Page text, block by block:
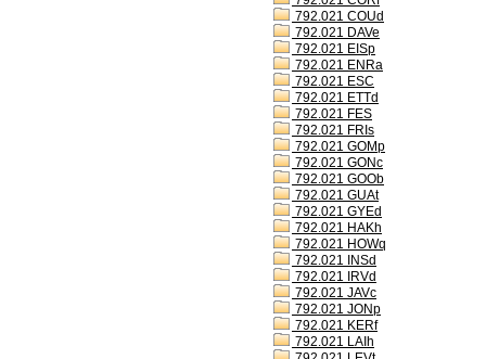
792.021 COUd
792.021 DAVe
792.021 EISp
792.021 ENRa
792.021 ESC
792.021 ETTd
792.021 FES
792.021 FRIs
792.021 GOMp
792.021 GONc
792.021 GOOb
792.021 GUAt
792.021 GYEd
792.021 HAKh
792.021 HOWq
792.021 INSd
792.021 IRVd
792.021 JAVc
792.021 JONp
792.021 KERf
792.021 LAIh